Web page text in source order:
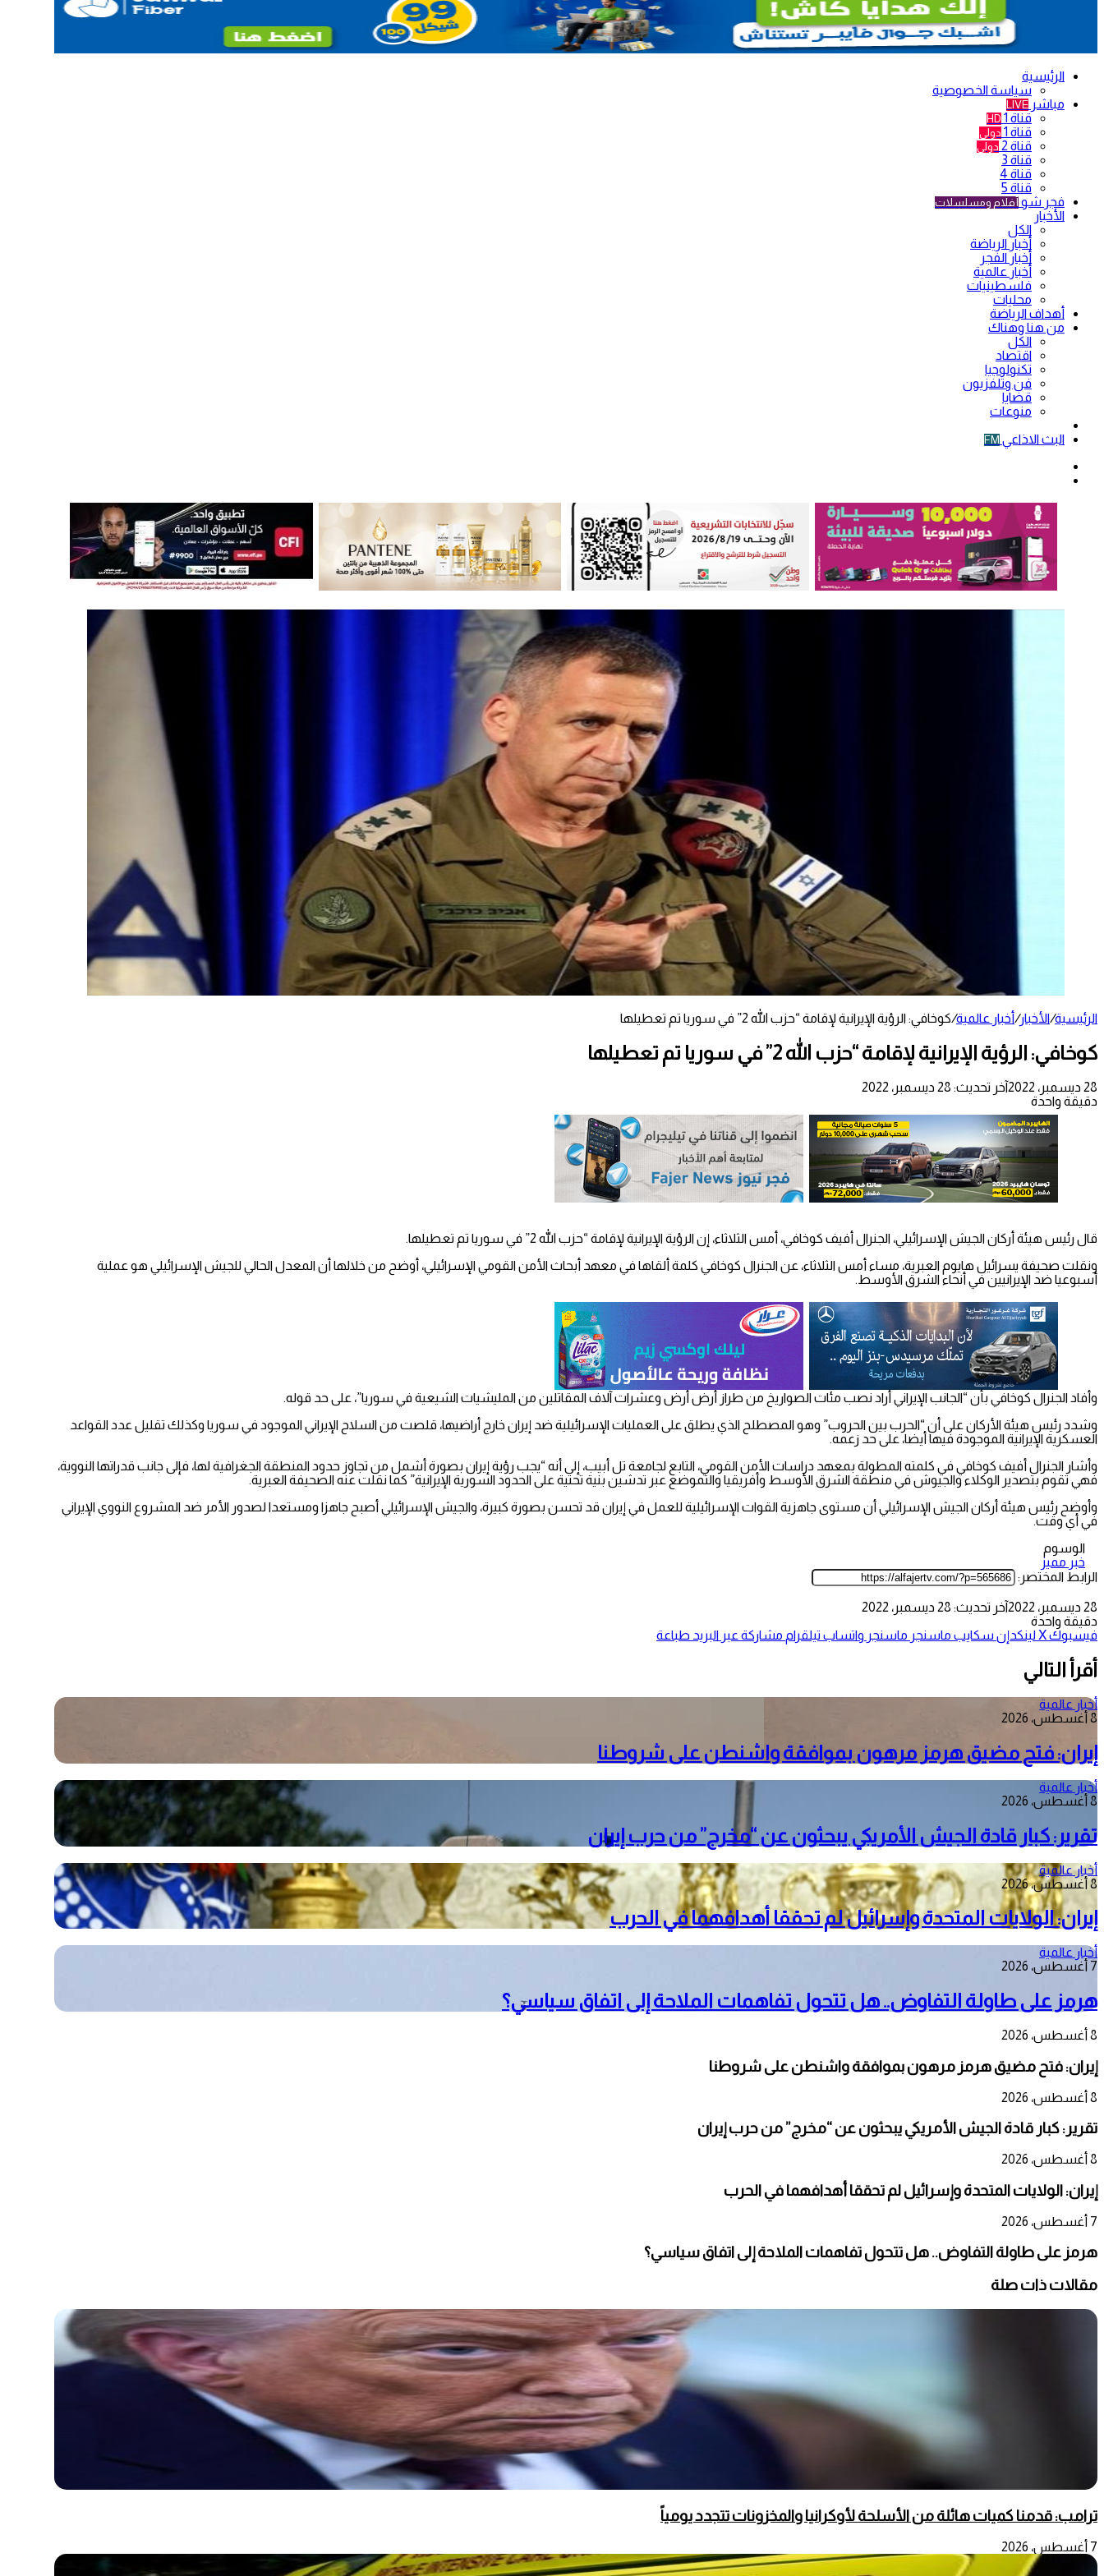
الرئيسية
سياسة الخصوصية
مباشر LIVE
قناة 1 HD
قناة 1 دولي
قناة 2 دولي
قناة 3
قناة 4
قناة 5
فجر شو أفلام ومسلسلات
الأخبار
الكل
أخبار الرياضة
أخبار الفجر
أخبار عالمية
فلسطينيات
محليات
أهداف الرياضة
من هنا وهناك
الكل
اقتصاد
تكنولوجيا
فن وتلفزيون
قضايا
منوعات
البث الاذاعي FM
الرئيسية/الأخبار/أخبار عالمية/كوخافي: الرؤية الإيرانية لإقامة “حزب الله 2” في سوريا تم تعطيلها
كوخافي: الرؤية الإيرانية لإقامة “حزب الله 2” في سوريا تم تعطيلها
28 ديسمبر، 2022
آخر تحديث: 28 ديسمبر، 2022
دقيقة واحدة
قال رئيس هيئة أركان الجيش الإسرائيلي، الجنرال أفيف كوخافي، أمس الثلاثاء، إن الرؤية الإيرانية لإقامة “حزب الله 2” في سوريا تم تعطيلها.
ونقلت صحيفة يسرائيل هايوم العبرية، مساء أمس الثلاثاء، عن الجنرال كوخافي كلمة ألقاها في معهد أبحاث الأمن القومي الإسرائيلي، أوضح من خلالها أن المعدل الحالي للجيش الإسرائيلي هو عملية
أسبوعيا ضد الإيرانيين في أنحاء الشرق الأوسط.
وأفاد الجنرال كوخافي بأن “الجانب الإيراني أراد نصب مئات الصواريخ من طراز أرض أرض وعشرات آلاف المقاتلين من المليشيات الشيعية في سوريا”، على حد قوله.
وشدد رئيس هيئة الأركان على أن “الحرب بين الحروب” وهو المصطلح الذي يطلق على العمليات الإسرائيلية ضد إيران خارج أراضيها، قلصت من السلاح الإيراني الموجود في سوريا وكذلك تقليل عدد القواعد
العسكرية الإيرانية الموجودة فيها أيضا، على حد زعمه.
وأشار الجنرال أفيف كوخافي في كلمته المطولة بمعهد دراسات الأمن القومي، التابع لجامعة تل أبيب، إلى أنه “يجب رؤية إيران بصورة أشمل من تجاوز حدود المنطقة الجغرافية لها، فإلى جانب قدراتها النووية،
فهي تقوم بتصدير الوكلاء والجيوش في منطقة الشرق الأوسط وأفريقيا والتموضع عبر تدشين بنية تحتية على الحدود السورية الإيرانية” كما نقلت عنه الصحيفة العبرية.
وأوضح رئيس هيئة أركان الجيش الإسرائيلي أن مستوى جاهزية القوات الإسرائيلية للعمل في إيران قد تحسن بصورة كبيرة، والجيش الإسرائيلي أصبح جاهزا ومستعدا لصدور الأمر ضد المشروع النووي الإيراني
في أي وقت.
الوسوم
خبر مميز
الرابط المختصر:
28 ديسمبر، 2022
آخر تحديث: 28 ديسمبر، 2022
دقيقة واحدة
فيسبوك‫Xلينكدإن سكايب ماسنجر ماسنجر واتساب تيلقرام مشاركة عبر البريد طباعة
أقرأ التالي
أخبار عالمية
8 أغسطس، 2026
إيران: فتح مضيق هرمز مرهون بموافقة واشنطن على شروطنا
أخبار عالمية
8 أغسطس، 2026
تقرير: كبار قادة الجيش الأمريكي يبحثون عن “مخرج” من حرب إيران
أخبار عالمية
8 أغسطس، 2026
إيران: الولايات المتحدة وإسرائيل لم تحققا أهدافهما في الحرب
أخبار عالمية
7 أغسطس، 2026
هرمز على طاولة التفاوض.. هل تتحول تفاهمات الملاحة إلى اتفاق سياسي؟
8 أغسطس، 2026
إيران: فتح مضيق هرمز مرهون بموافقة واشنطن على شروطنا
8 أغسطس، 2026
تقرير: كبار قادة الجيش الأمريكي يبحثون عن “مخرج” من حرب إيران
8 أغسطس، 2026
إيران: الولايات المتحدة وإسرائيل لم تحققا أهدافهما في الحرب
7 أغسطس، 2026
هرمز على طاولة التفاوض.. هل تتحول تفاهمات الملاحة إلى اتفاق سياسي؟
مقالات ذات صلة
ترامب: قدمنا كميات هائلة من الأسلحة لأوكرانيا والمخزونات تتجدد يومياً
7 أغسطس، 2026